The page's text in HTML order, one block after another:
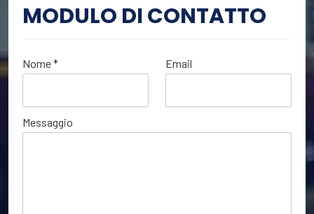
MODULO DI CONTATTO
Nome * Email
Messaggio